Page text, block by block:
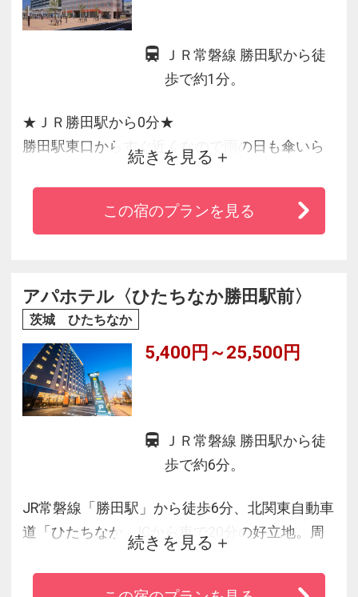
ＪＲ常磐線 勝田駅から徒
歩で約1分。
★ＪＲ勝田駅から0分★
勝田駅東口からすぐ近くなので雨の日も傘いら
ず。国営ひたち海浜公園や、アクアワールド大
洗へのアクセスも最適です。 水戸駅へも電車で1
駅のロケーション。周辺にはコンビニ、飲食店
ネラルウォーターサービス等、お客様の声にお
応えし最上級のホスピタリティをご提供してい
続きを見る
この宿のプランを見る
アパホテル〈ひたちなか勝田駅前〉
茨城 ひたちなか
5,400円～25,500円
ＪＲ常磐線 勝田駅から徒
歩で約6分。
JR常磐線「勝田駅」から徒歩6分、北関東自動車
道「ひたちなか」ICから車で20分の好立地。周
辺には大型工業団地が点在していることに加
え、茨城県内における花の名所の1つでもある国
続きを見る